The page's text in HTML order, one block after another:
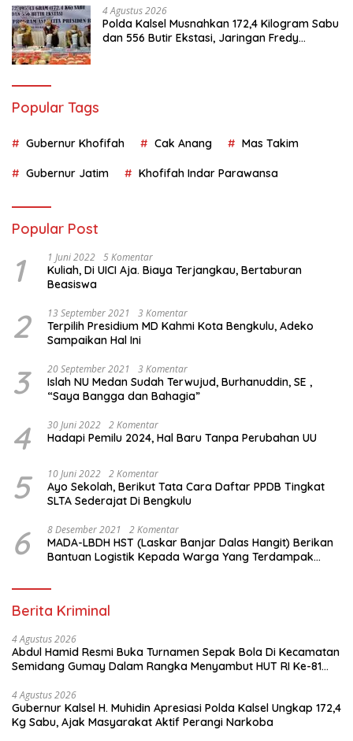
4 Agustus 2026
Polda Kalsel Musnahkan 172,4 Kilogram Sabu
dan 556 Butir Ekstasi, Jaringan Fredy
Popular Tags
Gubernur Khofifah Cak Anang Mas Takim
Gubernur Jatim Khofifah Indar Parawansa
Popular Post
1 1 Juni 2022 5 Komentar
Kuliah, Di UICI Aja. Biaya Terjangkau, Bertaburan
Beasiswa
2 13 September 2021 3 Komentar
Terpilih Presidium MD Kahmi Kota Bengkulu, Adeko
Sampaikan Hal Ini
3 20 September 2021 3 Komentar
Islah NU Medan Sudah Terwujud, Burhanuddin, SE ,
“Saya Bangga dan Bahagia”
4 30 Juni 2022 2 Komentar
Hadapi Pemilu 2024, Hal Baru Tanpa Perubahan UU
5 10 Juni 2022 2 Komentar
Ayo Sekolah, Berikut Tata Cara Daftar PPDB Tingkat
SLTA Sederajat Di Bengkulu
6 8 Desember 2021 2 Komentar
MADA-LBDH HST (Laskar Banjar Dalas Hangit) Berikan
Bantuan Logistik Kepada Warga Yang Terdampak
Berita Kriminal
4 Agustus 2026
Abdul Hamid Resmi Buka Turnamen Sepak Bola Di Kecamatan
Semidang Gumay Dalam Rangka Menyambut HUT RI Ke-81
4 Agustus 2026
Gubernur Kalsel H. Muhidin Apresiasi Polda Kalsel Ungkap 172,4
Kg Sabu, Ajak Masyarakat Aktif Perangi Narkoba